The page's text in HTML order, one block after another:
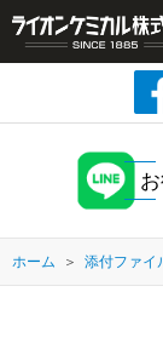
ホーム 添付ファイ
検索